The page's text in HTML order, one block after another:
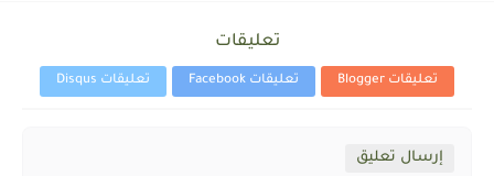
تعليقات
تعليقات Blogger تعليقات Facebook تعليقات Disqus
إرسال تعليق